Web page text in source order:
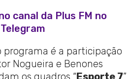
canal da Plus FM no
Telegram
programa é a participação
Nogueira e Benones